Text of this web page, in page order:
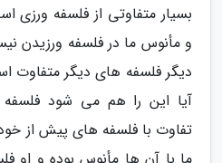
بسیار متفاوتی از فلسفه ورزی
و مأنوس ما در فلسفه ورزیدن
دیگر فلسفه های دیگر
آیا این را هم می شود فلسفه
تفاوت با فلسفه های پیش از